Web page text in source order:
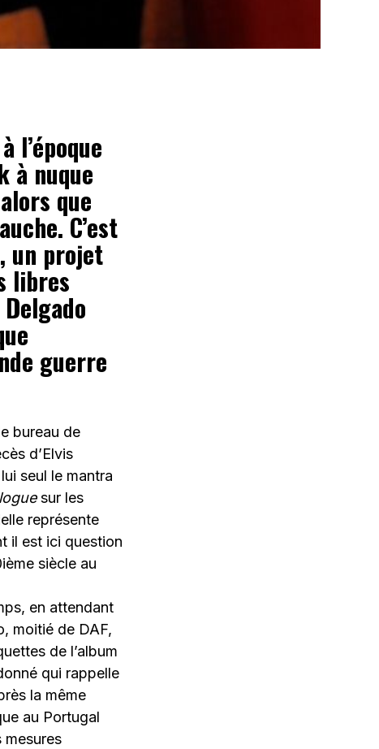
l’époque
à nuque
que
C’est
un projet
libres
guerre
bureau de
d’Elvis
seul le mantra
sur les
représente
il est ici question
siècle au
en attendant
moitié de DAF,
de l’album
qui rappelle
la même
au Portugal
mesures